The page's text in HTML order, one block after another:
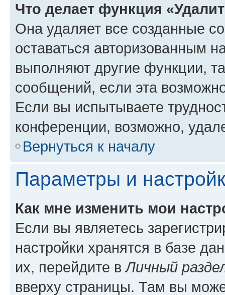
Что делает функция
Она удаляет все созданные
оставаться авторизованным
выполняют другие функции,
сообщений, если эта
Если вы испытываете
конференции, возможно,
Вернуться к началу
Параметры и
Как мне изменить мои
Если вы являетесь
настройки хранятся в базе
их, перейдите вЛичный
вверху страницы. Там вы